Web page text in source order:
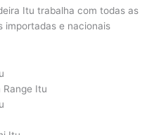
Itu trabalha com todas as
importadas e nacionais
Range Itu